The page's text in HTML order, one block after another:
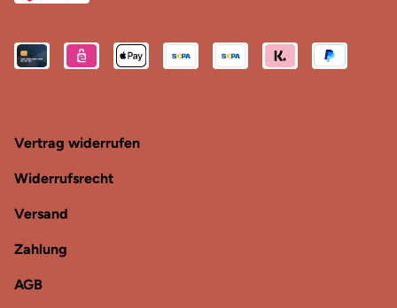
Vertrag widerrufen
Widerrufsrecht
Versand
Zahlung
AGB